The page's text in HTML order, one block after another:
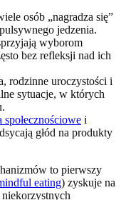
osób „nagradza się”
jedzenia.
wyborom
bez refleksji nad ich
rodzinne uroczystości i
sytuacje, w których
społecznościowe i
głód na produkty
to pierwszy
eating) zyskuje na